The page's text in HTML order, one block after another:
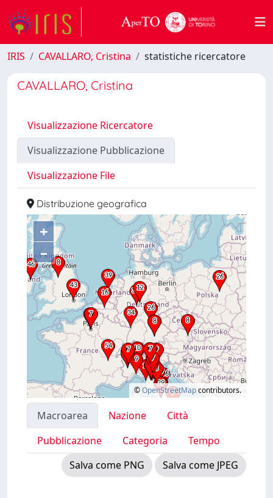
IRIS CAVALLARO, Cristina statistiche ricercatore
CAVALLARO, Cristina
Visualizzazione Ricercatore
Visualizzazione Pubblicazione
Visualizzazione File
Distribuzione geografica
+
–
©OpenStreetMapcontributors.
Macroarea Nazione
Città
Pubblicazione
Categoria
Tempo
Salva come PNG
Salva come JPEG